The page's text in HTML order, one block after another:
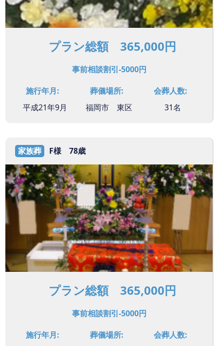
プラン総額 365,000円
事前相談割引-5000円
施行年月:
平成21年9月
葬儀場所:
福岡市 東区
会葬人数:
31名
家族葬 F様 78歳
プラン総額 365,000円
事前相談割引-5000円
施行年月:
葬儀場所: 会葬人数: